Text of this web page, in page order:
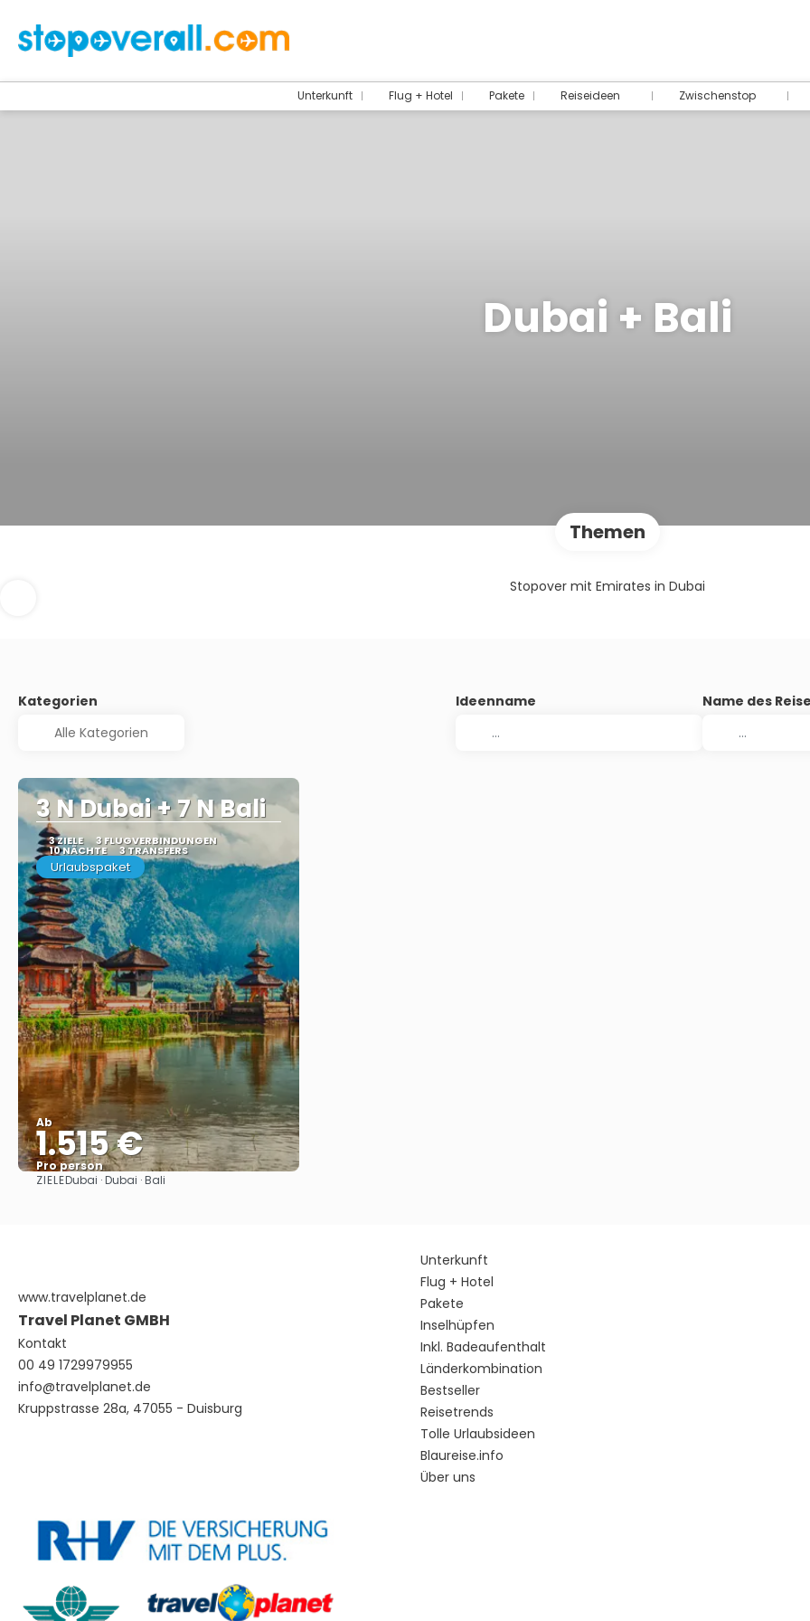
Unterkunft Flug + Hotel Pakete Reiseideen Zwischenstop
Dubai + Bali
Themen
Stopover mit Emirates in Dubai
Kategorien Ideenname Name des
3 N Dubai + 7 N Bali
3 ZIELE 3 FLUGVERBINDUNGEN
10 NÄCHTE 3 TRANSFERS
Urlaubspaket
Ab
1.515 €
Pro person
Sehen
ZIELEDubai · Dubai · Bali
www.travelplanet.de
Travel Planet GMBH
Kontakt
00 49 1729979955
info@travelplanet.de
Kruppstrasse 28a, 47055 - Duisburg
Unterkunft
Flug + Hotel
Pakete
Inselhüpfen
Inkl. Badeaufenthalt
Länderkombination
Bestseller
Reisetrends
Tolle Urlaubsideen
Blaureise.info
Über uns